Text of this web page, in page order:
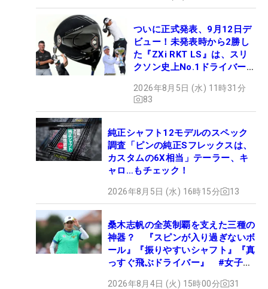
ついに正式発表、9月12日デ
ビュー！未発表時から2勝し
た『ZXi RKT LS』は、スリ
クソン史上No.1ドライバー!?
2026年8月5日 (水) 11時31分
83
純正シャフト12モデルのスペック
調査「ピンの純正Sフレックスは、
カスタムの6X相当」テーラー、キ
ャロ…もチェック！
2026年8月5日 (水) 16時15分 13
桑木志帆の全英制覇を支えた三種の
神器？ 『スピンが入り過ぎないボ
ール』『振りやすいシャフト』『真
っすぐ飛ぶドライバー』 #女子プ
2026年8月4日 (火) 15時00分 31